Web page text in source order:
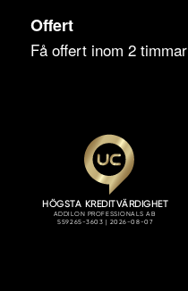
Offert
Få offert inom 2 timmar